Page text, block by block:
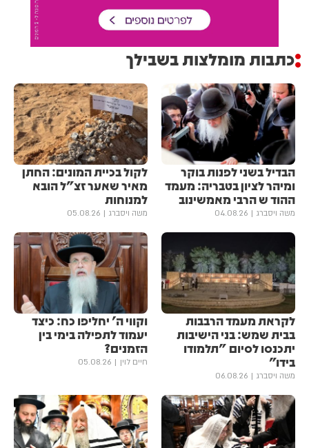
כתבות מומלצות בשבילך
הבדיל בשני לפנות בוקר
ומיהר לציון בטבריה: מעמד
ההוד ש הרבי מאמשינוב
משה ויסברג 04.08.26
לקול בכיית המונים: החתן
מאיר שאער זצ"ל הובא
למנוחות
משה ויסברג 05.08.26
לקראת מעמד הרבבות
בבית שמש: בני הישיבות
יתכנסו לסיום "תלמודו
בידו"
משה ויסברג 06.08.26
וקווי ה' יחליפו כח: כיצד
יעמוד לתפילה בימי בין
הזמנים?
חיים לוין 05.08.26